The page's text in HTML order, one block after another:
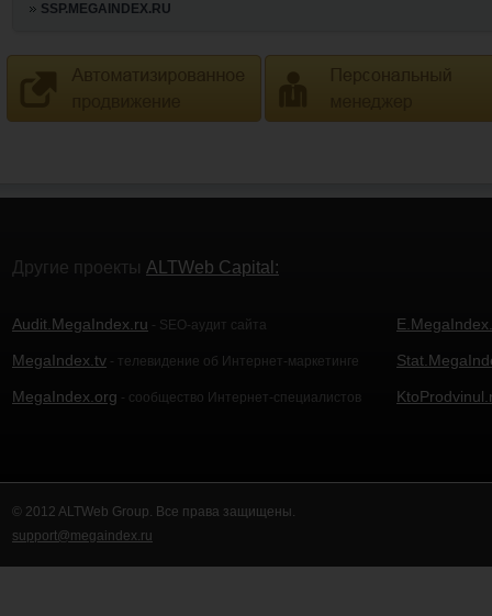
SSP.MEGAINDEX.RU
Другие проекты ALTWeb Capital:
Audit.MegaIndex.ru - SEO-аудит сайта
MegaIndex.tv - телевидение об Интернет-маркетинге
MegaIndex.org - сообщество Интернет-специалистов
© 2012 ALTWeb Group. Все права защищены.
support@megaindex.ru